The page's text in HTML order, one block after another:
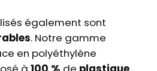
également sont
. Notre gamme
en polyéthylène